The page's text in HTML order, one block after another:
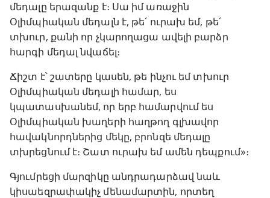
մեդալը երազանք է։ Սա իմ առաջին
Օլիմպիական մեդալն է, թե՛ ուրախ եմ, թե՛
տխուր, քանի որ չկարողացա ավելի բարձր
հարգի մեդալ նվաճել։
Ճիշտ է՝ շատերը կասեն, թե ինչու եմ տխուր
Օլիմպիական մեդալի համար, ես
կպատասխանեմ, որ երբ համարվում ես
Օլիմպիական խաղերի հաղթող գլխավոր
հավակնորդներից մեկը, բրոնզե մեդալը
տխրեցնում է։ Շատ ուրախ եմ ամեն դեպքում»։
Գյումրեցի մարզիկը անդրադարձավ նաև
կիսաեզրափակիչ մենամարտին, որտեղ